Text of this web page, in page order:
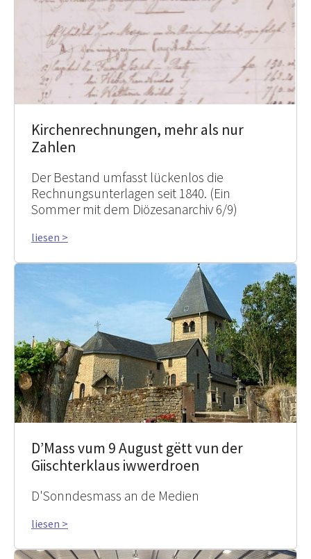
Kirchenrechnungen, mehr als nur
Zahlen
Der Bestand umfasst lückenlos die
Rechnungsunterlagen seit 1840. (Ein
Sommer mit dem Diözesanarchiv 6/9)
liesen >
D’Mass vum 9 August gëtt vun der
Giischterklaus iwwerdroen
D'Sonndesmass an de Medien
liesen >